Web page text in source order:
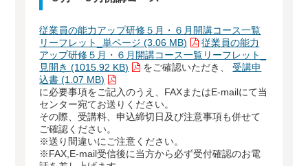
従業員の能力アップ研修５月・６月開講コース一覧
リーフレット_単ページ (3.06 MB)
従業員の能力
アップ研修５月・６月開講コース一覧リーフレット_
見開き (1015.92 KB)
をご確認いただき、
受講申
込書 (1.07 MB)
に必要事項をご記入のうえ、FAXまたはE-mailにて当
センター宛てお送りください。
その際、受講料、申込締切日及び注意事項も併せて
ご確認ください。
※送り間違いにご注意ください。
※FAX,E-mail受信後に当方から必ず受付確認のお電